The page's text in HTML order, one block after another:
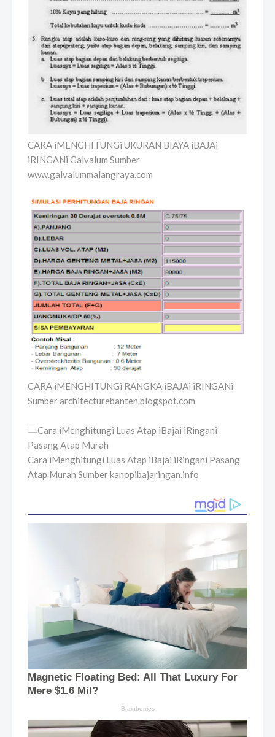
CARA iMENGHITUNGi UKURAN BIAYA iBAJAi
iRINGANi Galvalum Sumber
www.galvalummalangraya.com
CARA iMENGHITUNGi RANGKA iBAJAi iRINGANi
Sumber architecturebanten.blogspot.com
Cara iMenghitungi Luas Atap iBajai iRingani Pasang
Atap Murah Sumber kanopibajaringan.info